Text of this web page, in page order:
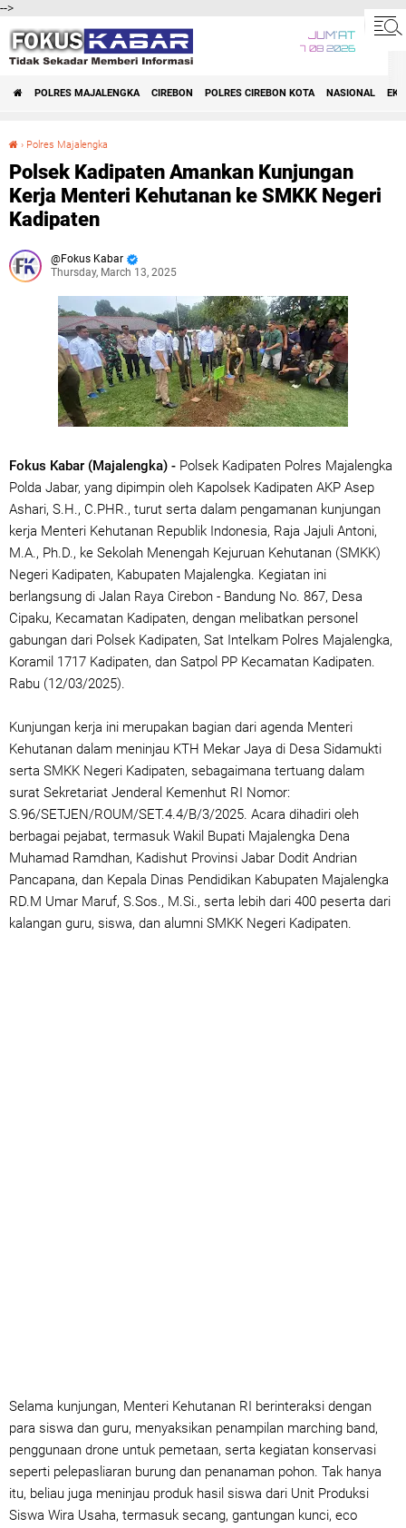
-->
JUM'AT
7 08 2026
POLRES MAJALENGKA CIREBON POLRES CIREBON KOTA NASIONAL
› Polres Majalengka
Polsek Kadipaten Amankan Kunjungan
Kerja Menteri Kehutanan ke SMKK Negeri
Kadipaten
Fokus Kabar
Thursday, March 13, 2025
Fokus Kabar (Majalengka) - Polsek Kadipaten Polres Majalengka
Polda Jabar, yang dipimpin oleh Kapolsek Kadipaten AKP Asep
Ashari, S.H., C.PHR., turut serta dalam pengamanan kunjungan
kerja Menteri Kehutanan Republik Indonesia, Raja Jajuli Antoni,
M.A., Ph.D., ke Sekolah Menengah Kejuruan Kehutanan (SMKK)
Negeri Kadipaten, Kabupaten Majalengka. Kegiatan ini
berlangsung di Jalan Raya Cirebon - Bandung No. 867, Desa
Cipaku, Kecamatan Kadipaten, dengan melibatkan personel
gabungan dari Polsek Kadipaten, Sat Intelkam Polres Majalengka,
Koramil 1717 Kadipaten, dan Satpol PP Kecamatan Kadipaten.
Rabu (12/03/2025).
Kunjungan kerja ini merupakan bagian dari agenda Menteri
Kehutanan dalam meninjau KTH Mekar Jaya di Desa Sidamukti
serta SMKK Negeri Kadipaten, sebagaimana tertuang dalam
surat Sekretariat Jenderal Kemenhut RI Nomor:
S.96/SETJEN/ROUM/SET.4.4/B/3/2025. Acara dihadiri oleh
berbagai pejabat, termasuk Wakil Bupati Majalengka Dena
Muhamad Ramdhan, Kadishut Provinsi Jabar Dodit Andrian
Pancapana, dan Kepala Dinas Pendidikan Kabupaten Majalengka
RD.M Umar Maruf, S.Sos., M.Si., serta lebih dari 400 peserta dari
kalangan guru, siswa, dan alumni SMKK Negeri Kadipaten.
Selama kunjungan, Menteri Kehutanan RI berinteraksi dengan
para siswa dan guru, menyaksikan penampilan marching band,
penggunaan drone untuk pemetaan, serta kegiatan konservasi
seperti pelepasliaran burung dan penanaman pohon. Tak hanya
itu, beliau juga meninjau produk hasil siswa dari Unit Produksi
Siswa Wira Usaha, termasuk secang, gantungan kunci, eco